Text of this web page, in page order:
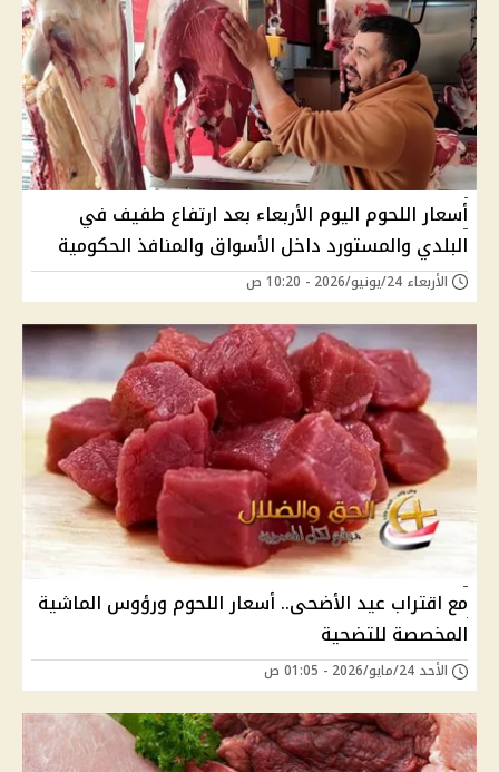
أسعار اللحوم اليوم الأربعاء بعد ارتفاع طفيف في
البلدي والمستورد داخل الأسواق والمنافذ الحكومية
الأربعاء 24/يونيو/2026 - 10:20 ص
مع اقتراب عيد الأضحى.. أسعار اللحوم ورؤوس الماشية
المخصصة للتضحية
الأحد 24/مايو/2026 - 01:05 ص